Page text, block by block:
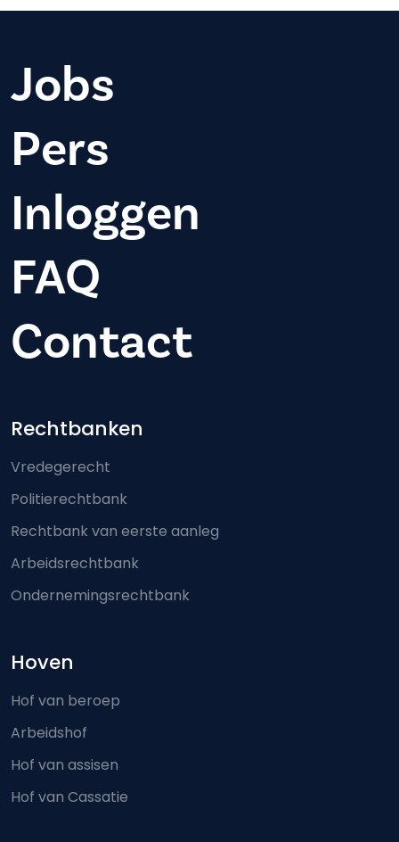
Jobs
Pers
Inloggen
FAQ
Contact
Footer-menu
Rechtbanken
Vredegerecht
Politierechtbank
Rechtbank van eerste aanleg
Arbeidsrechtbank
Ondernemingsrechtbank
Hoven
Hof van beroep
Arbeidshof
Hof van assisen
Hof van Cassatie